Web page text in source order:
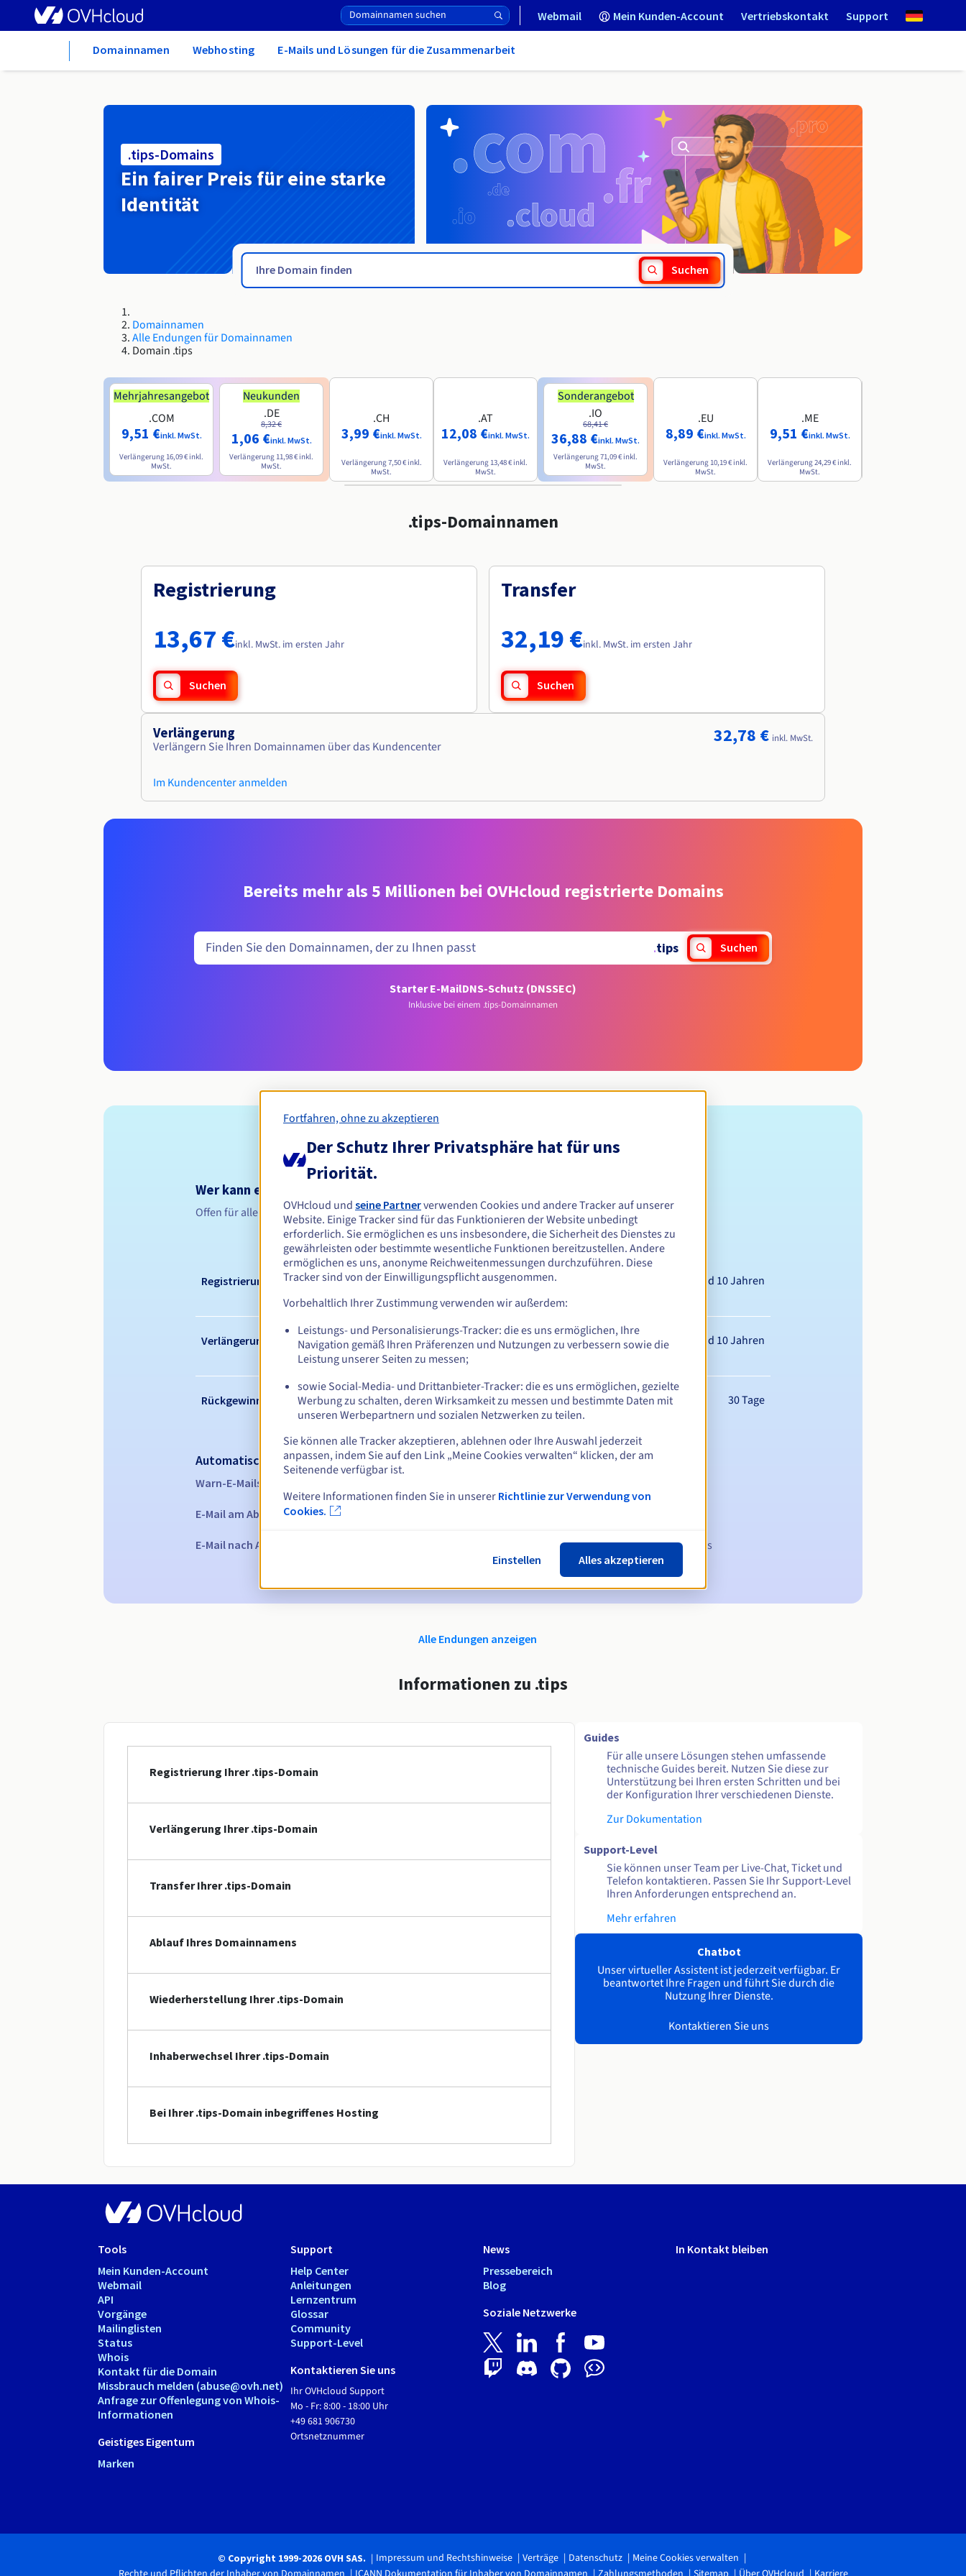
Webmail Mein Kunden-Account Vertriebskontakt Support
Domainnamen Webhosting E-Mails und Lösungen für die Zusammenarbeit
.tips-Domains
Ein fairer Preis für eine starke
Identität
Suchen
Domainnamen
Alle Endungen für Domainnamen
Domain .tips
Mehrjahresangebot
.COM
9,51 €inkl. MwSt.
Verlängerung 16,09 € inkl.
MwSt.
Neukunden
.DE
8,32 €
1,06 €inkl. MwSt.
Verlängerung 11,98 € inkl.
MwSt.
.CH
3,99 €inkl. MwSt.
Verlängerung 7,50 € inkl.
MwSt.
.AT
12,08 €inkl. MwSt.
Verlängerung 13,48 € inkl.
MwSt.
Sonderangebot
.IO
68,41 €
36,88 €inkl. MwSt.
Verlängerung 71,09 € inkl.
MwSt.
.EU
8,89 €inkl. MwSt.
Verlängerung 10,19 € inkl.
MwSt.
.ME
9,51 €inkl. MwSt.
Verlängerung 24,29 € inkl.
MwSt.
.tips-Domainnamen
Registrierung
13,67 €inkl. MwSt. im ersten Jahr
Suchen
Transfer
32,19 €inkl. MwSt. im ersten Jahr
Suchen
Verlängerung
Verlängern Sie Ihren Domainnamen über das Kundencenter
Im Kundencenter anmelden
32,78 € inkl. MwSt.
Bereits mehr als 5 Millionen bei OVHcloud registrierte Domains
.tips Suchen
Starter E-MailDNS-Schutz (DNSSEC)
Inklusive bei einem .tips-Domainnamen
Zulassungsbedingungen
Wer kann eine .tips-Domain registrieren?
Offen für alle natürlichen oder juristischen Personen ohne geografische Einschränkung.
Verwaltungsregeln und Benachrichtigungen
Registrierungszeitraum Zwischen 1 und 10 Jahren
Verlängerungszeitraum Zwischen 1 und 10 Jahren
Rückgewinnungsfrist 30 Tage
Automatische Benachrichtigungen:
Warn-E-Mails:
E-Mail am Ablaufdatumzur Benachrichtigung über die Sperrung des Domainnamens
E-Mail nach Ablauf der Rückgewinnungsfrist zur Benachrichtigung über die Löschung des Domainnamens
Alle Endungen anzeigen
Informationen zu .tips
Registrierung Ihrer .tips-Domain
Verlängerung Ihrer .tips-Domain
Transfer Ihrer .tips-Domain
Ablauf Ihres Domainnamens
Wiederherstellung Ihrer .tips-Domain
Inhaberwechsel Ihrer .tips-Domain
Bei Ihrer .tips-Domain inbegriffenes Hosting
Guides
Für alle unsere Lösungen stehen umfassende
technische Guides bereit. Nutzen Sie diese zur
Unterstützung bei Ihren ersten Schritten und bei
der Konfiguration Ihrer verschiedenen Dienste.
Zur Dokumentation
Support-Level
Sie können unser Team per Live-Chat, Ticket und
Telefon kontaktieren. Passen Sie Ihr Support-Level
Ihren Anforderungen entsprechend an.
Mehr erfahren
Chatbot
Unser virtueller Assistent ist jederzeit verfügbar. Er
beantwortet Ihre Fragen und führt Sie durch die
Nutzung Ihrer Dienste.
Kontaktieren Sie uns
Tools
Mein Kunden-Account
Webmail
API
Vorgänge
Mailinglisten
Status
Whois
Kontakt für die Domain
Missbrauch melden (abuse@ovh.net)
Anfrage zur Offenlegung von Whois-
Informationen
Geistiges Eigentum
Marken
Support
Help Center
Anleitungen
Lernzentrum
Glossar
Community
Support-Level
Kontaktieren Sie uns
Ihr OVHcloud Support
Mo - Fr: 8:00 - 18:00 Uhr
+49 681 906730
Ortsnetznummer
News
Pressebereich
Blog
Soziale Netzwerke
In Kontakt bleiben
© Copyright 1999-2026 OVH SAS. Impressum und Rechtshinweise Verträge Datenschutz
Meine Cookies verwalten
Fortfahren, ohne zu akzeptieren
Der Schutz Ihrer Privatsphäre hat für uns
Priorität.
OVHcloud und seine Partnerverwenden Cookies und andere Tracker auf unserer
Website. Einige Tracker sind für das Funktionieren der Website unbedingt
erforderlich. Sie ermöglichen es uns insbesondere, die Sicherheit des Dienstes zu
gewährleisten oder bestimmte wesentliche Funktionen bereitzustellen. Andere
ermöglichen es uns, anonyme Reichweitenmessungen durchzuführen. Diese
Tracker sind von der Einwilligungspflicht ausgenommen.
Vorbehaltlich Ihrer Zustimmung verwenden wir außerdem:
Leistungs- und Personalisierungs-Tracker: die es uns ermöglichen, Ihre
Navigation gemäß Ihren Präferenzen und Nutzungen zu verbessern sowie die
Leistung unserer Seiten zu messen;
sowie Social-Media- und Drittanbieter-Tracker: die es uns ermöglichen, gezielte
Werbung zu schalten, deren Wirksamkeit zu messen und bestimmte Daten mit
unseren Werbepartnern und sozialen Netzwerken zu teilen.
Sie können alle Tracker akzeptieren, ablehnen oder Ihre Auswahl jederzeit
anpassen, indem Sie auf den Link „Meine Cookies verwalten“ klicken, der am
Seitenende verfügbar ist.
Weitere Informationen finden Sie in unserer Richtlinie zur Verwendung von
Cookies.
Einstellen Alles akzeptieren